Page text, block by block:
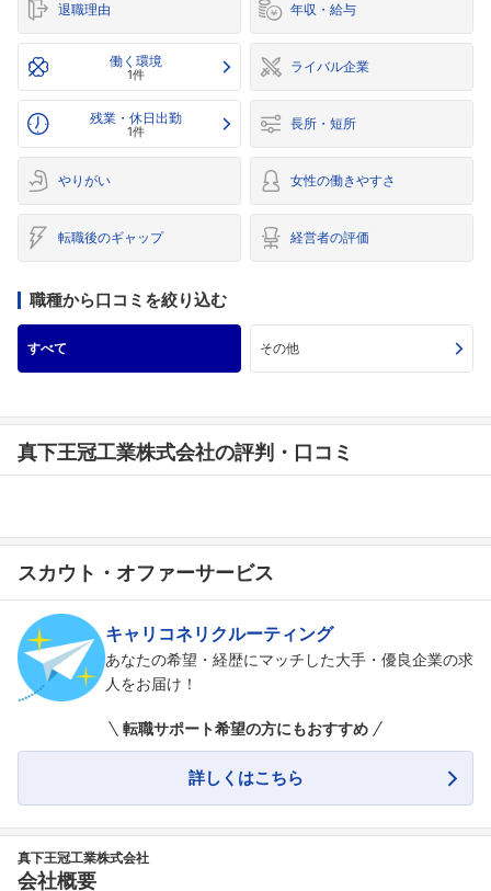
退職理由 年収・給与
働く環境
1件 ライバル企業
残業・休日出勤
1件 長所・短所
やりがい 女性の働きやすさ
転職後のギャップ 経営者の評価
職種から口コミを絞り込む
すべて その他
真下王冠工業株式会社の評判・口コミ
スカウト・オファーサービス
キャリコネリクルーティング
あなたの希望・経歴にマッチした大手・優良企業の求
人をお届け！
転職サポート希望の方にもおすすめ
詳しくはこちら
真下王冠工業株式会社
会社概要